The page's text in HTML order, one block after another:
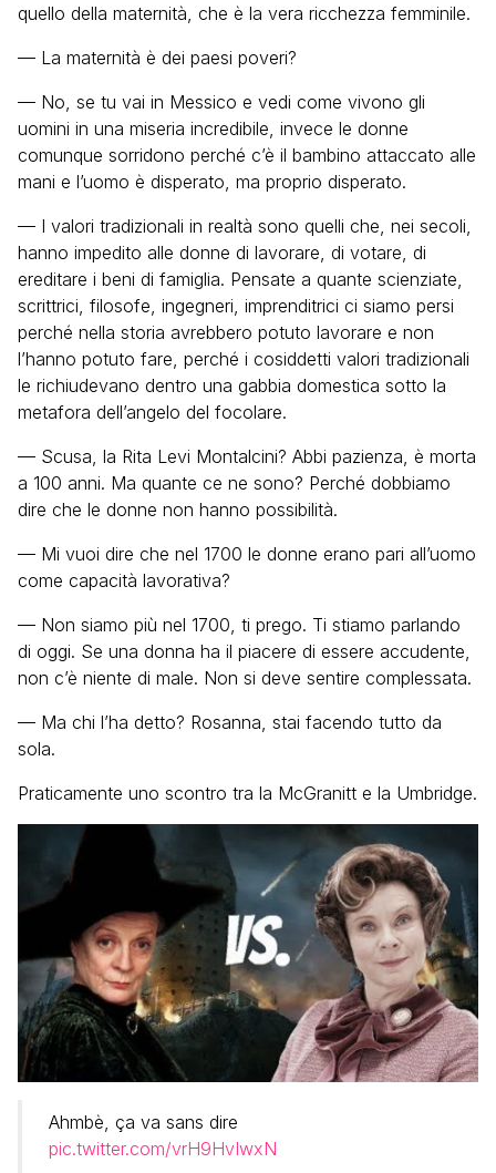
quello della maternità, che è la vera ricchezza femminile.
— La maternità è dei paesi poveri?
— No, se tu vai in Messico e vedi come vivono gli
uomini in una miseria incredibile, invece le donne
comunque sorridono perché c’è il bambino attaccato alle
mani e l’uomo è disperato, ma proprio disperato.
— I valori tradizionali in realtà sono quelli che, nei secoli,
hanno impedito alle donne di lavorare, di votare, di
ereditare i beni di famiglia. Pensate a quante scienziate,
scrittrici, filosofe, ingegneri, imprenditrici ci siamo persi
perché nella storia avrebbero potuto lavorare e non
l’hanno potuto fare, perché i cosiddetti valori tradizionali
le richiudevano dentro una gabbia domestica sotto la
metafora dell’angelo del focolare.
— Scusa, la Rita Levi Montalcini? Abbi pazienza, è morta
a 100 anni. Ma quante ce ne sono? Perché dobbiamo
dire che le donne non hanno possibilità.
— Mi vuoi dire che nel 1700 le donne erano pari all’uomo
come capacità lavorativa?
— Non siamo più nel 1700, ti prego. Ti stiamo parlando
di oggi. Se una donna ha il piacere di essere accudente,
non c’è niente di male. Non si deve sentire complessata.
— Ma chi l’ha detto? Rosanna, stai facendo tutto da
sola.
Praticamente uno scontro tra la McGranitt e la Umbridge.
Ahmbè, ça va sans dire
pic.twitter.com/vrH9HvIwxN